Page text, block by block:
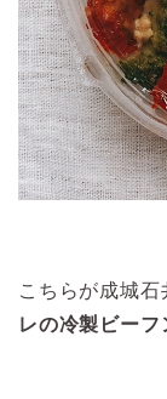
こちらが成城石
レの冷製ビーフ